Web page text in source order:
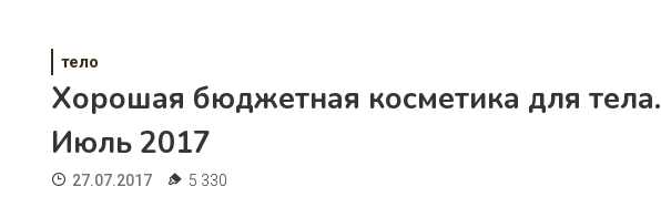
тело
Хорошая бюджетная косметика для тела.
Июль 2017
27.07.2017 5 330